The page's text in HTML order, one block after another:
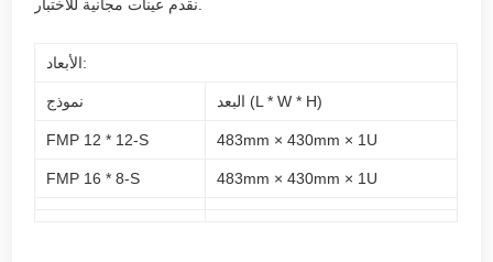
الأبعاد:
نموذج البعد (L * W * H)
FMP 12 * 12-S 483mm × 430mm × 1U
FMP 16 * 8-S 483mm × 430mm × 1U